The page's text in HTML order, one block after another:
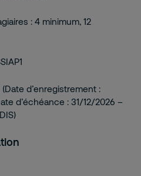
: 4 minimum, 12
(Date d’enregistrement :
d’échéance : 31/12/2026 –